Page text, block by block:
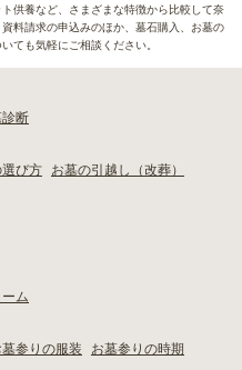
供養など、さまざまな特徴から比較して奈
料請求の申込みのほか、墓石購入、お墓の
ても気軽にご相談ください。
断
び方
お墓の引越し（改葬）
ム
墓参りの服装
お墓参りの時期